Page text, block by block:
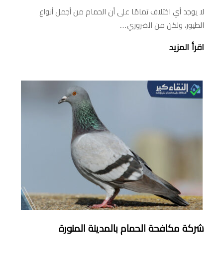
لا يوجد أي اختلاف تمامًا على أن الحمام من أجمل أنواع
الطيور، ولكن من الضروري…
اقرأ المزيد
شركة مكافحة الحمام بالمدينة المنورة